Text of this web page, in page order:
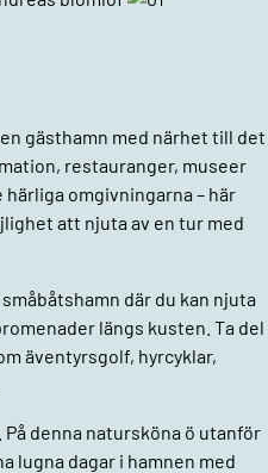
gästhamn med närhet till det
restauranger, museer
omgivningarna – här
att njuta av en tur med
där du kan njuta
längs kusten. Ta del
äventyrsgolf, hyrcyklar,
denna natursköna ö utanför
lugna dagar i hamnen med